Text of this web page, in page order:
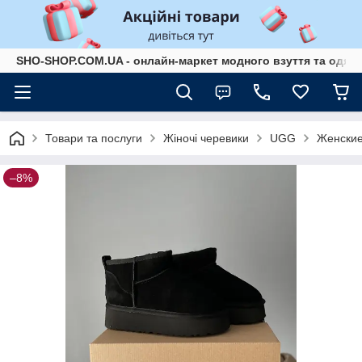
SHO-SHOP.COM.UA - онлайн-маркет модного взуття та
Товари та послуги Жіночі черевики UGG
–8%